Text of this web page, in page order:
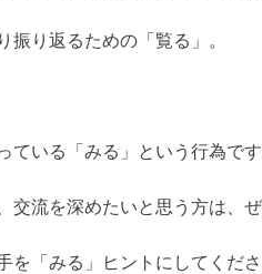
振り返るための「覧る」。
ている「みる」という行為です
交流を深めたいと思う方は、ぜ
を「みる」ヒントにしてくださ